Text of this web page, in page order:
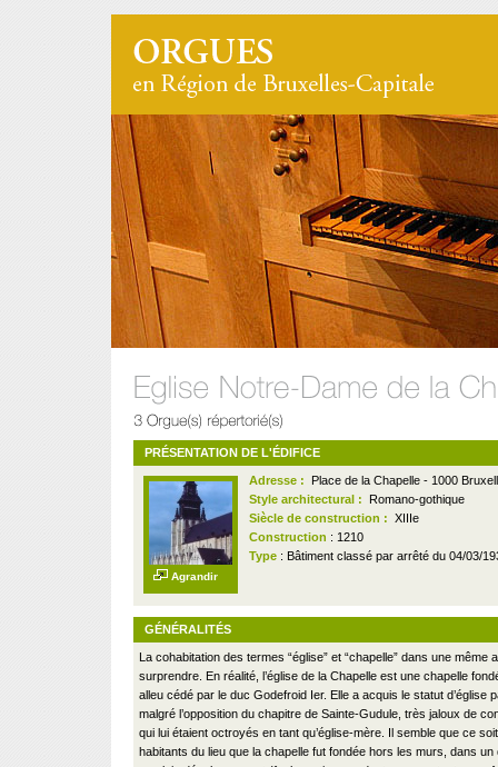
PRÉSENTATION DE L'ÉDIFICE
Agrandir
Adresse :
Place de la Chapelle - 1000
Style architectural :
Romano-gothique
Siècle de construction : XIIIe
Construction : 1210
Type : Bâtiment classé par arrêté du 04/03/
GÉNÉRALITÉS
La cohabitation des termes “église” et “chapelle” dans une même
surprendre. En réalité, l’église de la Chapelle est une chapelle
alleu cédé par le duc Godefroid Ier. Elle a acquis le statut d’église
malgré l’opposition du chapitre de Sainte-Gudule, très jaloux de
qui lui étaient octroyés en tant qu’église-mère. Il semble que ce
habitants du lieu que la chapelle fut fondée hors les murs, dans un